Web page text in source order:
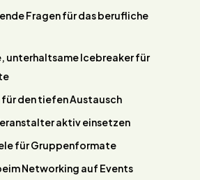
Fragen für das berufliche
unterhaltsame Icebreaker für
für den tiefen Austausch
aktiv einsetzen
für Gruppenformate
Networking auf Events